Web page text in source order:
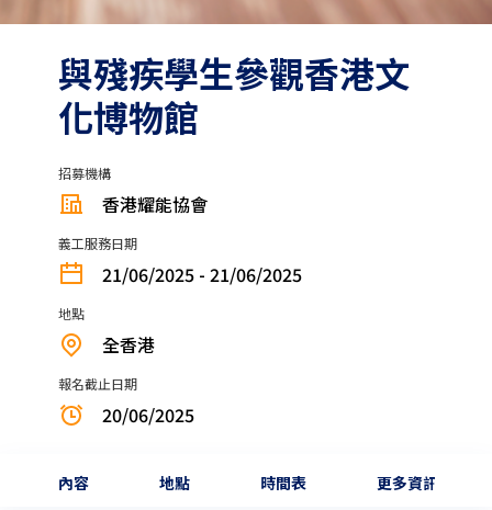
與殘疾學生參觀香港文
化博物館
招募機構
香港耀能協會
義工服務日期
21/06/2025 - 21/06/2025
地點
全香港
報名截止日期
20/06/2025
內容 地點 時間表 更多資訊